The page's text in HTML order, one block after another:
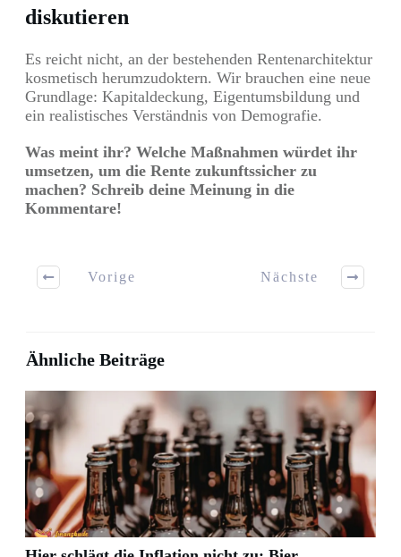
diskutieren
Es reicht nicht, an der bestehenden Rentenarchitektur
kosmetisch herumzudoktern. Wir brauchen eine neue
Grundlage: Kapitaldeckung, Eigentumsbildung und
ein realistisches Verständnis von Demografie.
Was meint ihr? Welche Maßnahmen würdet ihr
umsetzen, um die Rente zukunftssicher zu
machen? Schreib deine Meinung in die
Kommentare!
Vorige Nächste
Ähnliche Beiträge